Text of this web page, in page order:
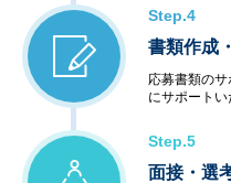
Step.4
書類作成
応募書類の
にサポートい
Step.5
面接・選